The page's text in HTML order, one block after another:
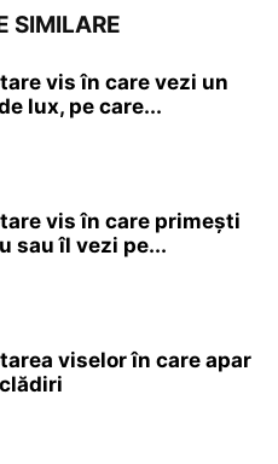
SIMILARE
vis în care vezi un
lux, pe care...
vis în care primești
sau îl vezi pe...
viselor în care apar